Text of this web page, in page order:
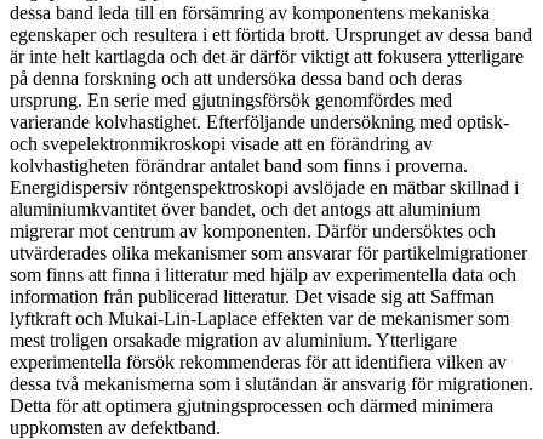
dessa band leda till en försämring av komponentens mekaniska
egenskaper och resultera i ett förtida brott. Ursprunget av dessa band
är inte helt kartlagda och det är därför viktigt att fokusera ytterligare
på denna forskning och att undersöka dessa band och deras
ursprung. En serie med gjutningsförsök genomfördes med
varierande kolvhastighet. Efterföljande undersökning med optisk-
och svepelektronmikroskopi visade att en förändring av
kolvhastigheten förändrar antalet band som finns i proverna.
Energidispersiv röntgenspektroskopi avslöjade en mätbar skillnad i
aluminiumkvantitet över bandet, och det antogs att aluminium
migrerar mot centrum av komponenten. Därför undersöktes och
utvärderades olika mekanismer som ansvarar för partikelmigrationer
som finns att finna i litteratur med hjälp av experimentella data och
information från publicerad litteratur. Det visade sig att Saffman
lyftkraft och Mukai-Lin-Laplace effekten var de mekanismer som
mest troligen orsakade migration av aluminium. Ytterligare
experimentella försök rekommenderas för att identifiera vilken av
dessa två mekanismerna som i slutändan är ansvarig för migrationen.
Detta för att optimera gjutningsprocessen och därmed minimera
uppkomsten av defektband.